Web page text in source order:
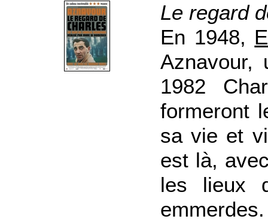
Le regard
En 1948, ‪
Aznavour‬,
1982
formeront
sa vie et
est là,
les lieux
emmerdes.